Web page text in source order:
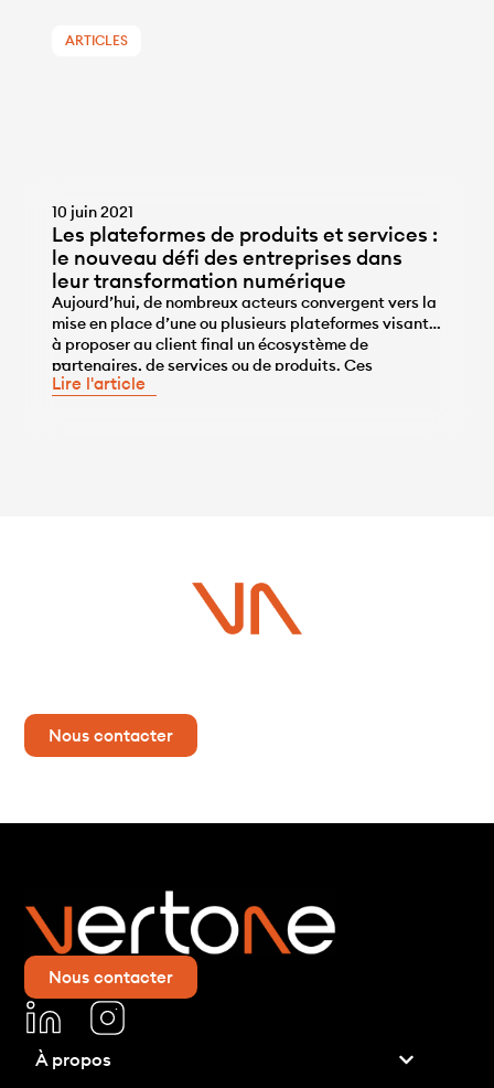
ARTICLES
10 juin 2021
Les plateformes de produits et services :
le nouveau défi des entreprises dans
leur transformation numérique
Aujourd’hui, de nombreux acteurs convergent vers la
mise en place d’une ou plusieurs plateformes visant
à proposer au client final un écosystème de
partenaires, de services ou de produits. Ces
plateformes viennent capitaliser sur la force de leur
...
Lire l'article
Nous contacter
Nous contacter
À propos